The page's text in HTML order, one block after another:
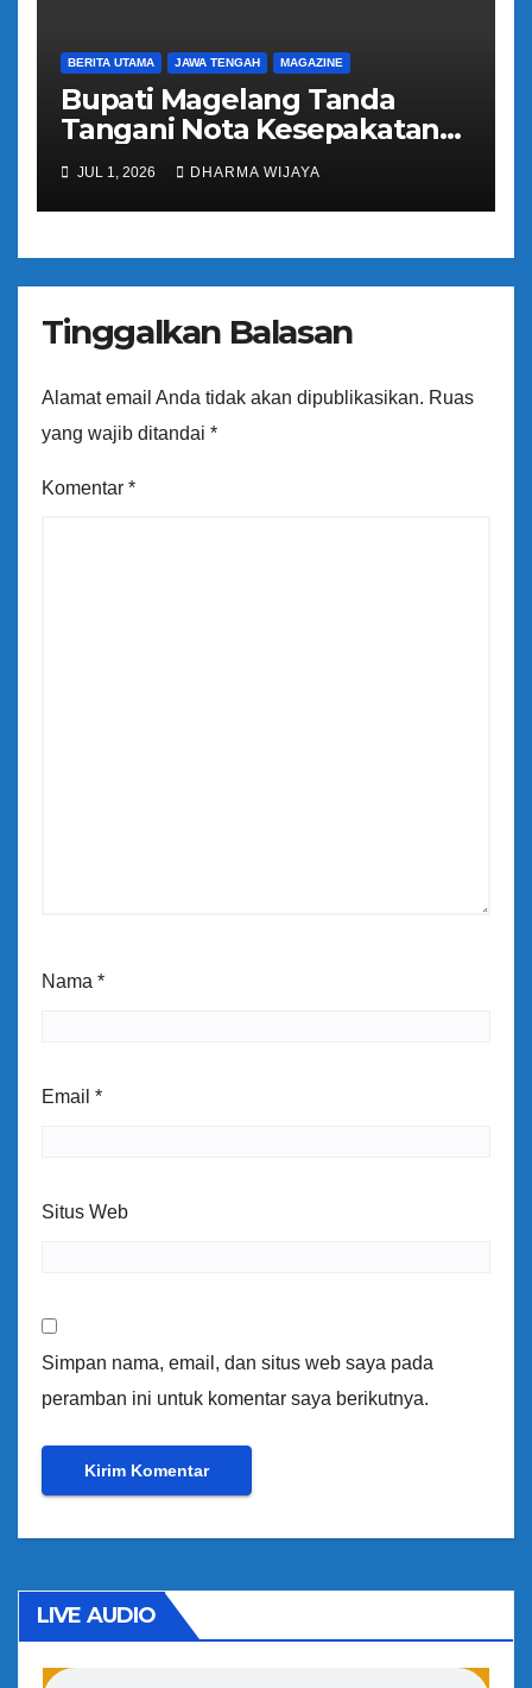
BERITA UTAMA JAWA TENGAH MAGAZINE
Bupati Magelang Tanda
Tangani Nota Kesepakatan
Pengalihan Pelayanan
Regident Di Kecamatan
Bandongan
JUL 1, 2026 DHARMA WIJAYA
Tinggalkan Balasan
Alamat email Anda tidak akan dipublikasikan. Ruas
yang wajib ditandai *
Komentar *
Nama *
Email *
Situs Web
Simpan nama, email, dan situs web saya pada
peramban ini untuk komentar saya berikutnya.
LIVE AUDIO